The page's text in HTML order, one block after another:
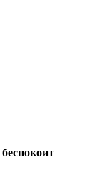
беспокоит